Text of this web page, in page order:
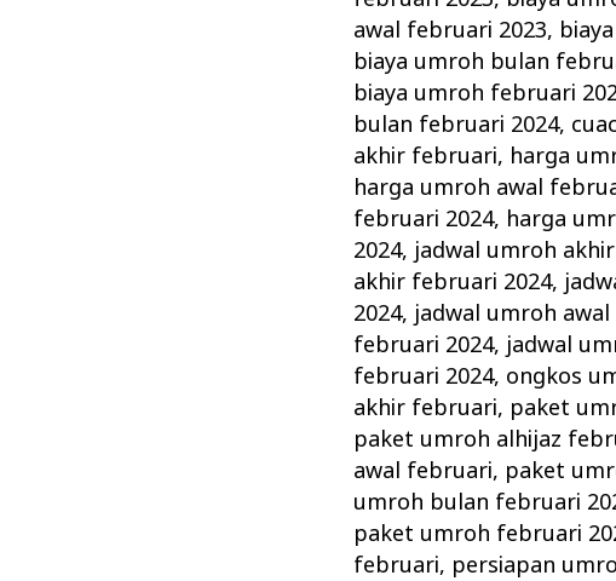
awal februari 2023,
biaya umroh bulan
biaya umroh februari
bulan februari 2024,
akhir februari, harga
harga umroh awal
februari 2024, harga
2024, jadwal umroh
akhir februari 2024,
2024, jadwal umroh
februari 2024, jadwal
februari 2024, ongkos
akhir februari, paket
paket umroh alhijaz
awal februari, paket
umroh bulan februari
paket umroh februari
februari, persiapan
dari
Travel
Terpercaya